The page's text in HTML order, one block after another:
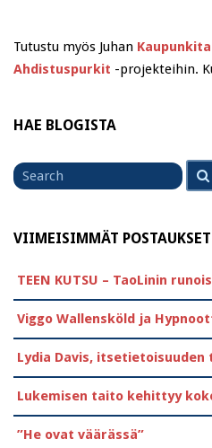
Tutustu myös Juhan
Ahdistuspurkit -projekteihin.
HAE BLOGISTA
Search
for
VIIMEISIMMÄT POSTAUKSET
TEEN KUTSU – TaoLinin
Viggo Wallensköld ja
Lydia Davis, itsetietoisuuden
Lukemisen taito kehittyy
”He ovat väärässä”